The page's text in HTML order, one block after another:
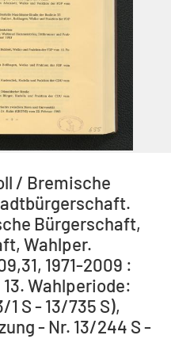
/ Bremische
Bürgerschaft,
Wahlper.
1971-2009 :
13. Wahlperiode:
1 S - 13/735 S),
- Nr. 13/244 S -